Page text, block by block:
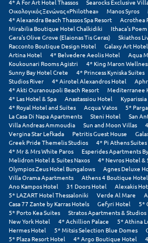
Τρίπολη
Τυρός
Υ
Ύδρα
Φ
Φιλιατρά Μεσσηνίας
Φλώρινα
Φοινικούντα
Χ
Χαλκίδα
4* A For Art Hotel Thassos
Searocks Exclusive
Οικολογικός Ξενώνας «Philothea»
Manos Syros
4* Alexandra Beach Thassos Spa Resort
Acrothea
Mirabilia Boutique Hotel Chalkidiki
Ithaca's Poem
Gera's Olive Grove (Elaionas Tis Geras)
Skiathos
Racconto Boutique Design Hotel
Galaxy Art Hotel
Artina Hotel
4* Belvedere Aeolis Hotel Aqua
Koukounari Rooms Agistri
4* King Maron
Sunny Bay Hotel Crete
4* Princess Kyniska Suites
Studios River
4* Airotel Alexandros Hotel
4* Akti Ouranoupoli Beach Resort
Mediterranee
4* Las Hotel & Spa
Anastassiou Hotel
4* Royal Hotel and Suites
Acqua Vatos
5*
La Casa Di Napa Apartments
Steni Hotel
San
Villa Andreas Ammoudia
Sun and Moon Villas
Vergina Star Lefkada
Petritis Guest House
Greek Pride Themelis Studios
4* Pi Athens Suites
4* Mr & Mrs White Paros
Esperides Apartments
Melidron Hotel & Suites Naxos
4* Nevros Hotel &
Olympios Zeus Hotel Bungalows
Agnes Deluxe
Villa Orama Apartments
Athens 4 Boutique Hotel
Ano Kampos Hotel
31 Doors Hotel Alexakis
5* LAZART Hotel Thessaloniki
Verde Al Mare
Casa 77 Zante by Karras Hotels
Gefyri Hotel
5*
5* Porto Kea Suites
Stratos Apartments & Studios
New York Hotel
4* Achillion Palace 5* Athina
Hermes Hotel
5* Mitsis Selection Blue Domes
5* Plaza Resort Hotel
4* Argo Boutique Hotel